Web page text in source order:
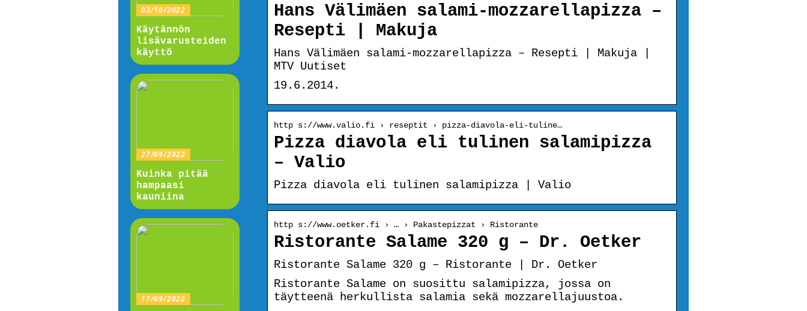
Hans Välimäen salami-mozzarellapizza –
Resepti | Makuja
Hans Välimäen salami-mozzarellapizza – Resepti | Makuja |
MTV Uutiset
19.6.2014.
http s://www.valio.fi › reseptit › pizza-diavola-eli-tuline…
Pizza diavola eli tulinen salamipizza
– Valio
Pizza diavola eli tulinen salamipizza | Valio
http s://www.oetker.fi › … › Pakastepizzat › Ristorante
Ristorante Salame 320 g – Dr. Oetker
Ristorante Salame 320 g – Ristorante | Dr. Oetker
Ristorante Salame on suosittu salamipizza, jossa on
täytteenä herkullista salamia sekä mozzarellajuustoa.
03/10/2022
Käytännön
lisävarusteiden
käyttö
27/09/2022
Kuinka pitää
hampaasi
kauniina
17/09/2022